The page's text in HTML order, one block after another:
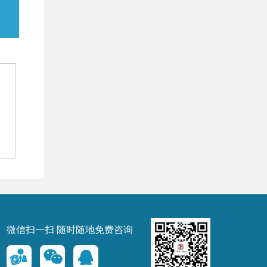
微信扫一扫 随时随地免费咨询